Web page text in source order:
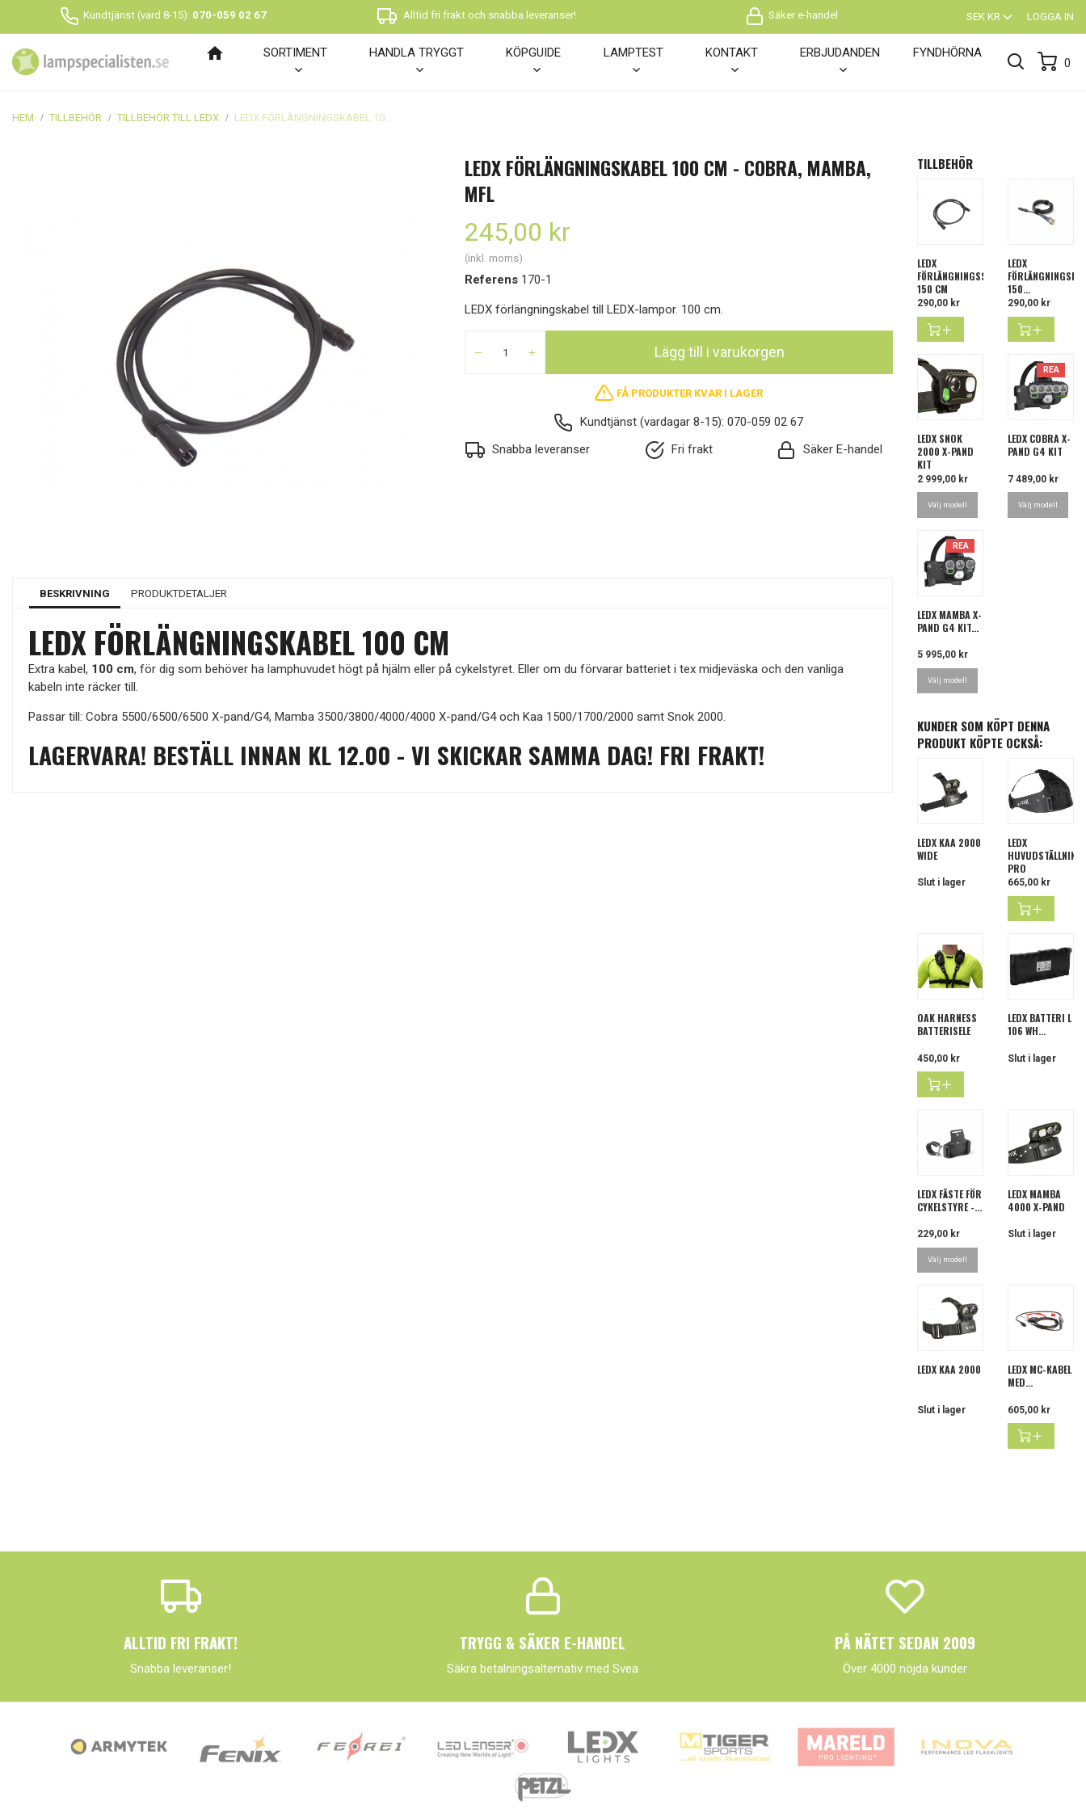
Kundtjänst (vard 8-15): 070-059 02 67 Alltid fri frakt och snabba leveranser! Säker e-handel SEK KR LOGGA IN
home SORTIMENT HANDLA TRYGGT KÖPGUIDE LAMPTEST KONTAKT ERBJUDANDEN FYNDHÖRNA
0
HEM TILLBEHÖR TILLBEHÖR TILL LEDX
LEDX FÖRLÄNGNINGSKABEL 100 CM - COBRA, MAMBA,
MFL
245,00 kr
(inkl. moms)
Referens 170-1
LEDX förlängningskabel till LEDX-lampor. 100 cm.
Lägg till i varukorgen
FÅ PRODUKTER KVAR I LAGER
Kundtjänst (vardagar 8-15): 070-059 02 67
Snabba leveranser
Fri frakt Säker E-handel
BESKRIVNING PRODUKTDETALJER
LEDX FÖRLÄNGNINGSKABEL 100 CM
Extra kabel, 100 cm, för dig som behöver ha lamphuvudet högt på hjälm eller på cykelstyret. Eller om du förvarar batteriet i tex midjeväska och den vanliga
kabeln inte räcker till.
Passar till: Cobra 5500/6500/6500 X-pand/G4, Mamba 3500/3800/4000/4000 X-pand/G4 och Kaa 1500/1700/2000 samt Snok 2000.
LAGERVARA! BESTÄLL INNAN KL 12.00 - VI SKICKAR SAMMA DAG! FRI FRAKT!
TILLBEHÖR
LEDX
FÖRLÄNGNINGSSLADD
150 CM
Pris
290,00 kr
LEDX
150...
Pris
290,00 kr
LEDX SNOK
2000 X-PAND
KIT
Pris
2 999,00 kr
Välj modell
REA
LEDX COBRA X-
PAND G4 KIT
Pris
7 489,00 kr
Välj modell
REA
LEDX MAMBA X-
PAND G4 KIT...
Pris
5 995,00 kr
Välj modell
KUNDER SOM KÖPT DENNA
PRODUKT KÖPTE OCKSÅ:
LEDX KAA 2000
WIDE
Slut i lager
LEDX
HUVUDSTÄLLNING
PRO
Pris
665,00 kr
OAK HARNESS
BATTERISELE
Pris
450,00 kr
LEDX BATTERI L
106 WH...
Slut i lager
LEDX FÄSTE FÖR
CYKELSTYRE -...
Pris
229,00 kr
Välj modell
LEDX MAMBA
4000 X-PAND
Slut i lager
LEDX KAA 2000
Slut i lager
LEDX MC-KABEL
MED...
Pris
605,00 kr
ALLTID FRI FRAKT!
Snabba leveranser!
TRYGG & SÄKER E-HANDEL
Säkra betalningsalternativ med Svea
PÅ NÄTET SEDAN 2009
Över 4000 nöjda kunder